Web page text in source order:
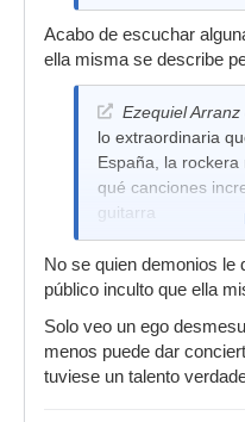
Acabo de escuchar
ella misma se describe
Ezequiel
lo extraordinaria
España, la rockera
qué canciones
guitarra
No se quien demonios
público inculto que ella
Solo veo un ego
menos puede dar
tuviese un talento